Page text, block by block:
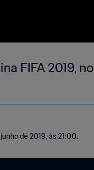
FIFA 2019, no
de 2019, às 21:00.